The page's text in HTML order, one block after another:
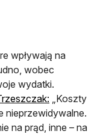
wpływają na
wobec
wydatki.
„Koszty
nieprzewidywalne.
na prąd, inne – na